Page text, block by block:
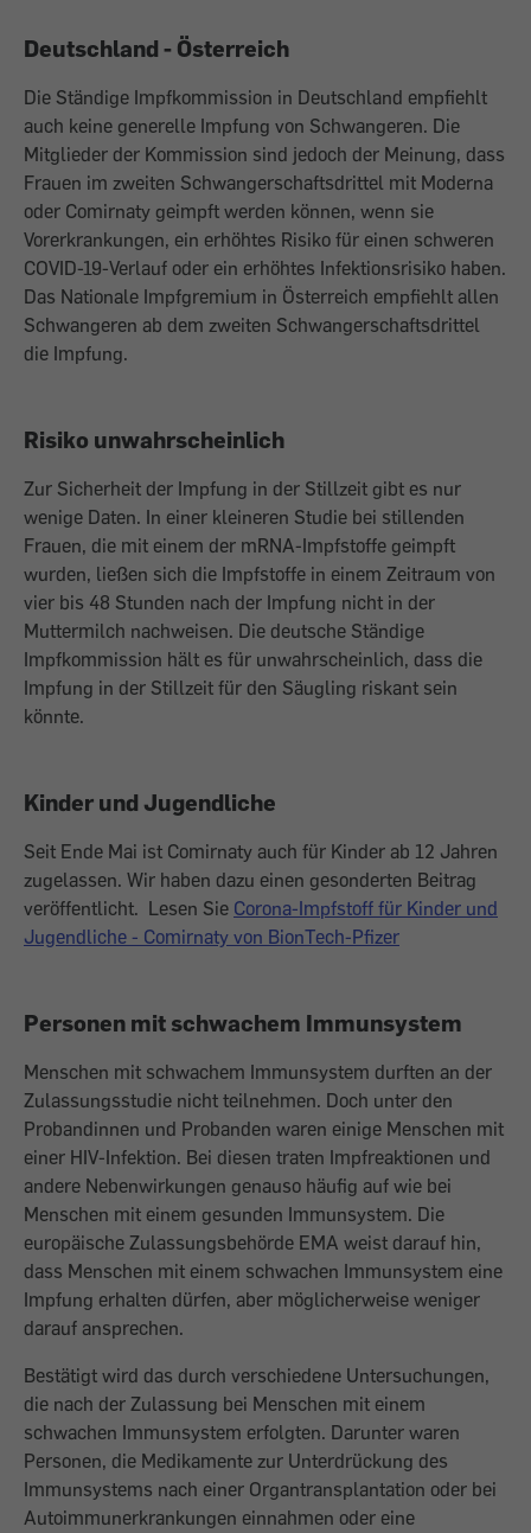
Deutschland - Österreich
Die Ständige Impfkommission in Deutschland empfiehlt
auch keine generelle Impfung von Schwangeren. Die
Mitglieder der Kommission sind jedoch der Meinung, dass
Frauen im zweiten Schwangerschaftsdrittel mit Moderna
oder Comirnaty geimpft werden können, wenn sie
Vorerkrankungen, ein erhöhtes Risiko für einen schweren
COVID-19-Verlauf oder ein erhöhtes Infektionsrisiko haben.
Das Nationale Impfgremium in Österreich empfiehlt allen
Schwangeren ab dem zweiten Schwangerschaftsdrittel
die Impfung.
Risiko unwahrscheinlich
Zur Sicherheit der Impfung in der Stillzeit gibt es nur
wenige Daten. In einer kleineren Studie bei stillenden
Frauen, die mit einem der mRNA-Impfstoffe geimpft
wurden, ließen sich die Impfstoffe in einem Zeitraum von
vier bis 48 Stunden nach der Impfung nicht in der
Muttermilch nachweisen. Die deutsche Ständige
Impfkommission hält es für unwahrscheinlich, dass die
Impfung in der Stillzeit für den Säugling riskant sein
könnte.
Kinder und Jugendliche
Seit Ende Mai ist Comirnaty auch für Kinder ab 12 Jahren
zugelassen. Wir haben dazu einen gesonderten Beitrag
veröffentlicht. Lesen Sie Corona-Impfstoff für Kinder und
Jugendliche - Comirnaty von BionTech-Pfizer
Personen mit schwachem Immunsystem
Menschen mit schwachem Immunsystem durften an der
Zulassungsstudie nicht teilnehmen. Doch unter den
Probandinnen und Probanden waren einige Menschen mit
einer HIV-Infektion. Bei diesen traten Impfreaktionen und
andere Nebenwirkungen genauso häufig auf wie bei
Menschen mit einem gesunden Immunsystem. Die
europäische Zulassungsbehörde EMA weist darauf hin,
dass Menschen mit einem schwachen Immunsystem eine
Impfung erhalten dürfen, aber möglicherweise weniger
darauf ansprechen.
Bestätigt wird das durch verschiedene Untersuchungen,
die nach der Zulassung bei Menschen mit einem
schwachen Immunsystem erfolgten. Darunter waren
Personen, die Medikamente zur Unterdrückung des
Immunsystems nach einer Organtransplantation oder bei
Autoimmunerkrankungen einnahmen oder eine